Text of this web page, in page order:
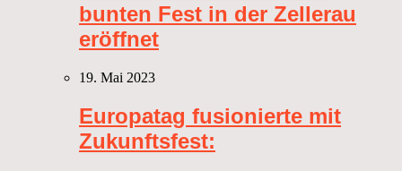
bunten Fest in der Zellerau
eröffnet
19. Mai 2023
Europatag fusionierte mit
Zukunftsfest: